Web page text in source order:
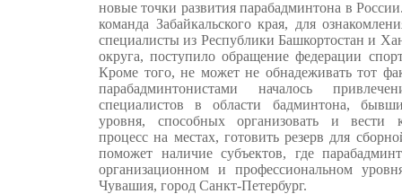
новые точки развития парабадминтона в
команда Забайкальского края, для
специалисты из Республики Башкортостан и
округа, поступило обращение федерации
Кроме того, не может не обнадеживать тот
парабадминтонистами началось
специалистов в области бадминтона,
уровня, способных организовать и вести
процесс на местах, готовить резерв для
поможет наличие субъектов, где
организационном и профессиональном
Чувашия, город Санкт-Петербург.